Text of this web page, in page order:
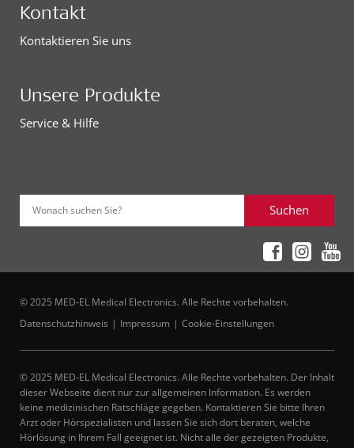
Kontakt
Kontaktieren Sie uns
Unsere Produkte
Service & Hilfe
Wonach suchen Sie? Suchen
© 2025 MED-EL Medical Electronics. Alle Rechte vorbehalten.
Datenschutzhinweis
Impressum Cookie-Einstellungen
© 2025 MED-EL Medical Electronics. Alle Rechte vorbehalten. Der Inhalt
dieser Webseite dient nur zur allgemeinen Information. Es werden
keine medizinischen Ratschläge gegeben. Kontaktieren Sie bitte Ihren
Arzt oder Hörspezialisten und lassen Sie sich dort beraten, welche
Hörlösung in Ihrem Fall geeignet ist. Nicht alle der gezeigten Produkte,